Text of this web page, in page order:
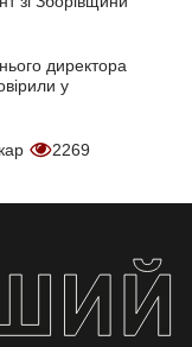
директора
у
2269